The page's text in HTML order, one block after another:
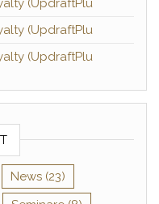
(UpdraftPlu
(UpdraftPlu
News (23)